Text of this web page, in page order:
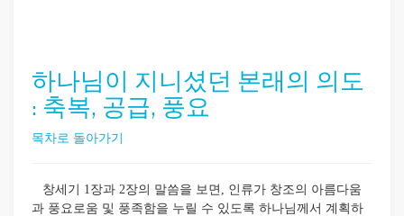
하나님이 지니셨던 본래의 의도
: 축복, 공급, 풍요
목차로 돌아가기
창세기 1장과 2장의 말씀을 보면, 인류가 창조의 아름다움
과 풍요로움 및 풍족함을 누릴 수 있도록 하나님께서 계획하